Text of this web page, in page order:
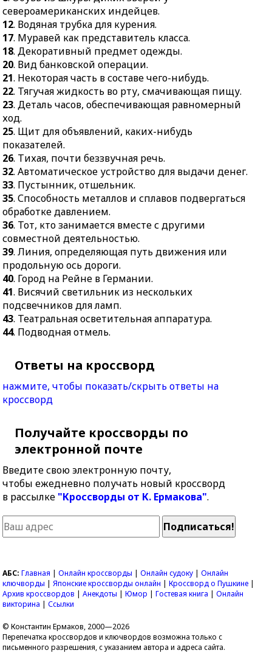
техники.
50.Хитрая незаконная
схема для получения
прибыли.
североамериканских индейцев.
12. Водяная трубка для курения.
17. Муравей как представитель класса.
18. Декоративный предмет одежды.
20. Вид банковской операции.
21. Некоторая часть в составе чего-нибудь.
22. Тягучая жидкость во рту, смачивающая пищу.
23. Деталь часов, обеспечивающая равномерный
ход.
25. Щит для объявлений, каких-нибудь
показателей.
26. Тихая, почти беззвучная речь.
32. Автоматическое устройство для выдачи денег.
33. Пустынник, отшельник.
35. Способность металлов и сплавов подвергаться
обработке давлением.
36. Тот, кто занимается вместе с другими
совместной деятельностью.
39. Линия, определяющая путь движения или
продольную ось дороги.
40. Город на Рейне в Германии.
41. Висячий светильник из нескольких
подсвечников для ламп.
43. Театральная осветительная аппаратура.
44. Подводная отмель.
Ответы на кроссворд
нажмите, чтобы показать/скрыть ответы на
кроссворд
Получайте кроссворды по
электронной почте
Введите свою электронную почту,
чтобы ежедневно получать новый кроссворд
в рассылке "Кроссворды от К. Ермакова".
АБС: Главная |Онлайн кроссворды |Онлайн судоку |Онлайн
ключворды |Японские кроссворды онлайн |Кроссворд о Пушкине |
Архив кроссвордов |Анекдоты |Юмор |Гостевая книга |Онлайн
викторина |Ссылки
© Константин Ермаков, 2000—2026
Перепечатка кроссвордов и ключвордов возможна только с
письменного разрешения, с указанием автора и адреса сайта.